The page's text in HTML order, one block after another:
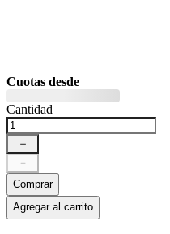
Cuotas desde
Cantidad
＋
－
Comprar
Agregar al carrito